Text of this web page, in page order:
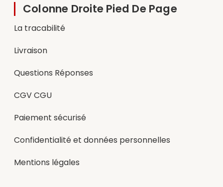
Colonne Droite Pied De Page
La tracabilité
Livraison
Questions Réponses
CGV CGU
Paiement sécurisé
Confidentialité et données personnelles
Mentions légales